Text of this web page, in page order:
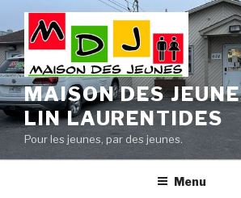
au
contenu
principal
MAISON DES
LIN LAURENTIDES
Pour les jeunes, par des jeunes.
Menu